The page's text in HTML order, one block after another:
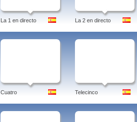
La 1 en directo La 2 en directo
Cuatro Telecinco